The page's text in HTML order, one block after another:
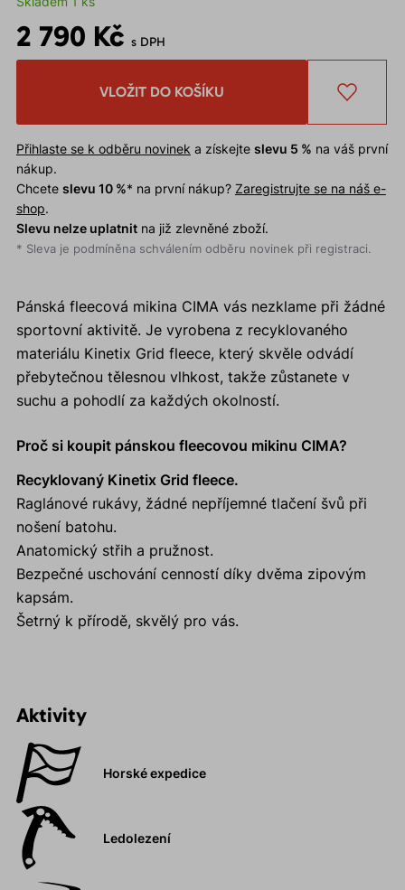
2 790 Kč s DPH
VLOŽIT DO KOŠÍKU
Přihlaste se k odběru novinek a získejte slevu 5 % na váš první
nákup.
Chcete slevu 10 %* na první nákup? Zaregistrujte se na náš e-
shop.
Slevu nelze uplatnitna již zlevněné zboží.
* Sleva je podmíněna schválením odběru novinek při registraci.
Pánská fleecová mikina CIMA vás nezklame při žádné
sportovní aktivitě. Je vyrobena z recyklovaného
materiálu Kinetix Grid fleece, který skvěle odvádí
přebytečnou tělesnou vlhkost, takže zůstanete v
suchu a pohodlí za každých okolností.
Proč si koupit pánskou fleecovou mikinu CIMA?
Recyklovaný Kinetix Grid fleece.
Raglánové rukávy, žádné nepříjemné tlačení švů při
nošení batohu.
Anatomický střih a pružnost.
Bezpečné uschování cenností díky dvěma zipovým
kapsám.
Šetrný k přírodě, skvělý pro vás.
Aktivity
Horské expedice
Ledolezení